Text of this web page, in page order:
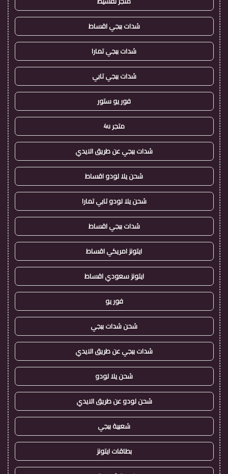
شدات ببجي اقساط
شدات ببجي تمارا
شدات ببجي تابي
فور يو ستور
متجر 4u
شدات ببجي عن طريق الايدي
شحن يلا لودو اقساط
شحن يلا لودو تابي تمارا
شدات ببجي اقساط
ايتونز امريكي اقساط
ايتونز سعودي اقساط
فور يو
شحن شدات ببجي
شدات ببجي عن طريق الايدي
شحن يلا لودو
شحن لودو عن طريق الايدي
شعبية ببجي
بطاقات ايتونز